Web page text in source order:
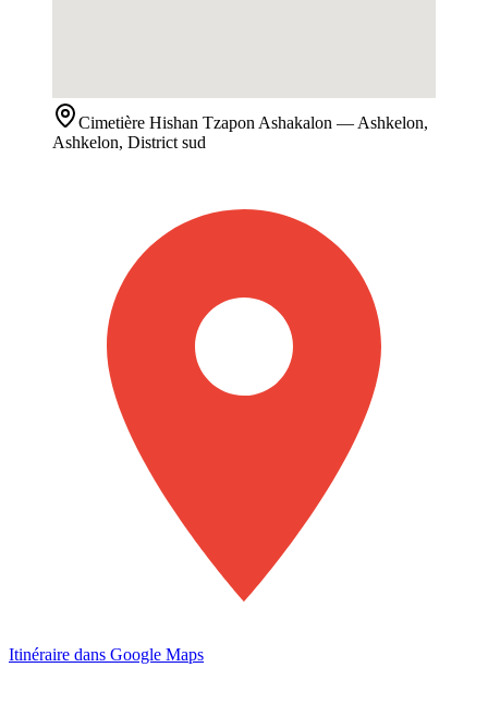
Cimetière Hishan Tzapon Ashakalon — Ashkelon,
Ashkelon, District sud
Itinéraire dans Google Maps